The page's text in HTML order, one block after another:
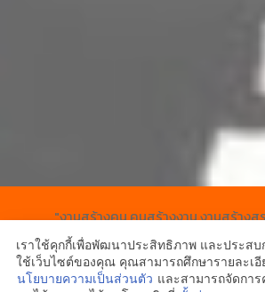
"งานสร้างคน คนสร้างงาน งานสร้าง
เราใช้คุกกี้เพื่อพัฒนาประสิทธิภาพ และประส
ใช้เว็บไซต์ของคุณ คุณสามารถศึกษารายละเอี
นโยบายความเป็นส่วนตัว และสามารถจัดกา